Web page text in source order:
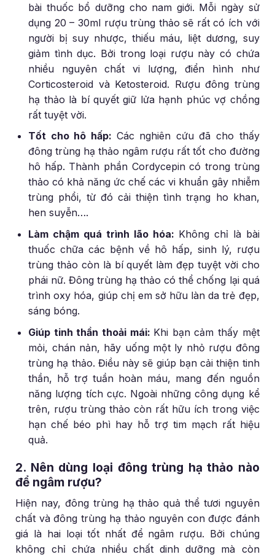
bài thuốc bổ dưỡng cho nam giới. Mỗi ngày sử
dụng 20 – 30ml rượu trùng thảo sẽ rất có ích với
người bị suy nhược, thiếu máu, liệt dương, suy
giảm tình dục. Bởi trong loại rượu này có chứa
nhiều nguyên chất vi lượng, điển hình như
Corticosteroid và Ketosteroid. Rượu đông trùng
hạ thảo là bí quyết giữ lửa hạnh phúc vợ chồng
rất tuyệt vời.
Tốt cho hô hấp: Các nghiên cứu đã cho thấy
đông trùng hạ thảo ngâm rượu rất tốt cho đường
hô hấp. Thành phần Cordycepin có trong trùng
thảo có khả năng ức chế các vi khuẩn gây nhiễm
trùng phổi, từ đó cải thiện tình trạng ho khan,
hen suyễn….
Làm chậm quá trình lão hóa: Không chỉ là bài
thuốc chữa các bệnh về hô hấp, sinh lý, rượu
trùng thảo còn là bí quyết làm đẹp tuyệt vời cho
phái nữ. Đông trùng hạ thảo có thể chống lại quá
trình oxy hóa, giúp chị em sở hữu làn da trẻ đẹp,
sáng bóng.
Giúp tinh thần thoải mái: Khi bạn cảm thấy mệt
mỏi, chán nản, hãy uống một ly nhỏ rượu đông
trùng hạ thảo. Điều này sẽ giúp bạn cải thiện tinh
thần, hỗ trợ tuần hoàn máu, mang đến nguồn
năng lượng tích cực. Ngoài những công dụng kể
trên, rượu trùng thảo còn rất hữu ích trong việc
hạn chế béo phì hay hỗ trợ tim mạch rất hiệu
quả.
2. Nên dùng loại đông trùng hạ thảo nào
để ngâm rượu?
Hiện nay, đông trùng hạ thảo quả thể tươi nguyên
chất và đông trùng hạ thảo nguyên con được đánh
giá là hai loại tốt nhất để ngâm rượu. Bởi chúng
không chỉ chứa nhiều chất dinh dưỡng mà còn